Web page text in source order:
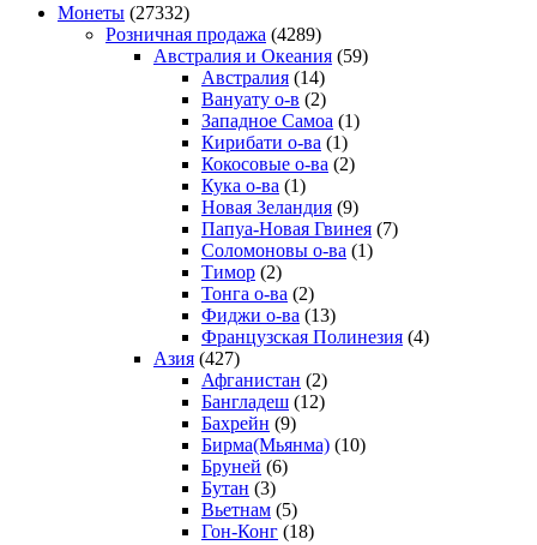
Монеты (27332)
Розничная продажа (4289)
Австралия и Океания (59)
Австралия (14)
Вануату о-в (2)
Западное Самоа (1)
Кирибати о-ва (1)
Кокосовые о-ва (2)
Кука о-ва (1)
Новая Зеландия (9)
Папуа-Новая Гвинея (7)
Соломоновы о-ва (1)
Тимор (2)
Тонга о-ва (2)
Фиджи о-ва (13)
Французская Полинезия (4)
Азия (427)
Афганистан (2)
Бангладеш (12)
Бахрейн (9)
Бирма(Мьянма) (10)
Бруней (6)
Бутан (3)
Вьетнам (5)
Гон-Конг (18)